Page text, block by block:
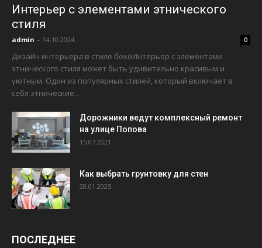
Интерьер с элементами этнического
стиля
admin - 14.10.2024 0
Дизайн интерьера в стиле бохоИнтерьер с элементами
этнического стиля может быть удивительно красивым и
уютным. Один из популярных стилей, который включает в
себя этнические...
Дорожники ведут комплексный ремонт
на улице Попова
15.07.2021
Как выбрать грунтовку для стен
28.01.2025
ПОСЛЕДНЕЕ